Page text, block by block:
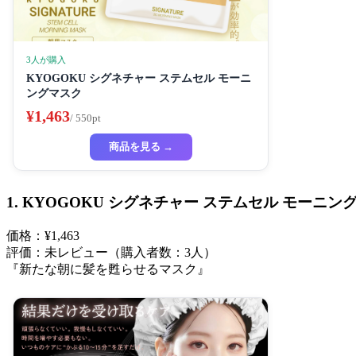
3人が購入
KYOGOKU シグネチャー ステムセル モーニ
ングマスク
¥1,463/ 550pt
商品を見る →
1. KYOGOKU シグネチャー ステムセル モーニン
価格：¥1,463
評価：未レビュー（購入者数：3人）
『新たな朝に髪を甦らせるマスク』